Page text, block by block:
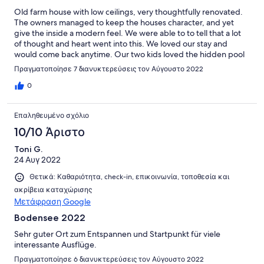
Old farm house with low ceilings, very thoughtfully renovated.
The owners managed to keep the houses character, and yet
give the inside a modern feel. We were able to to tell that a lot
of thought and heart went into this. We loved our stay and
would come back anytime. Our two kids loved the hidden pool
and used it every single day!
Πραγματοποίησε 7 διανυκτερεύσεις τον Αύγουστο 2022
0
Επαληθευμένο σχόλιο
10/10 Άριστο
Toni G.
24 Αυγ 2022
Θετικά: Καθαριότητα, check-in, επικοινωνία, τοποθεσία και
ακρίβεια καταχώρισης
Μετάφραση Google
Bodensee 2022
Sehr guter Ort zum Entspannen und Startpunkt für viele
interessante Ausflüge.
Πραγματοποίησε 6 διανυκτερεύσεις τον Αύγουστο 2022